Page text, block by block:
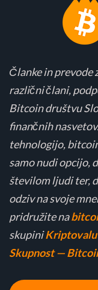
Članke in prevode
različni člani,
Bitcoin društvu
finančnih
tehnologijo,
samo nudi opcijo,
številom ljudi ter,
odziv na svoje
pridružite na
skupini
Skupnost —